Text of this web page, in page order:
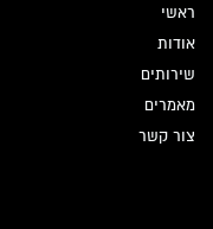
ראשי
אודות
שירותים
מאמרים
צור קשר